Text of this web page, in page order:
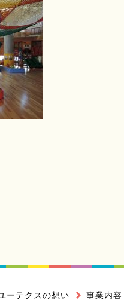
めに 公園機器事業施工例
ーテクスの想い 事業内容